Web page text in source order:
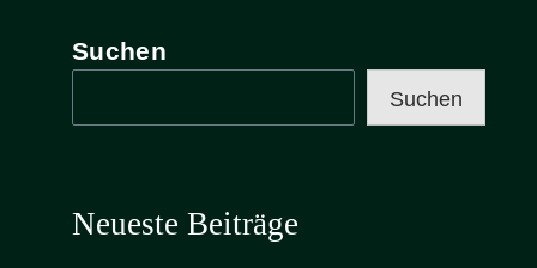
Suchen
Suchen
Neueste Beiträge